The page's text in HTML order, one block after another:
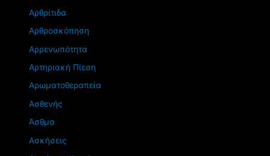
Αρθρίτιδα
Αρθροσκόπηση
Αρρενωπότητα
Αρτηριακή Πίεση
Αρωματοθεραπεία
Ασθενής
Άσθμα
Ασκήσεις